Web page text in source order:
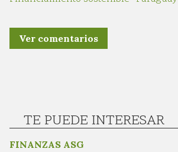
Ver comentarios
TE PUEDE INTERESAR
FINANZAS ASG